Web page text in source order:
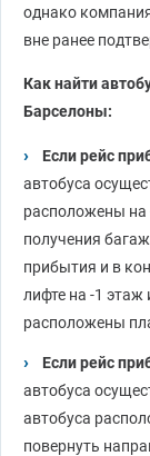
однако
вне ранее
Как найти
Барселоны:
Если рейс
автобуса
расположены на
получения
прибытия и в
лифте на -1
расположены
Если рейс
автобуса
автобуса
повернуть